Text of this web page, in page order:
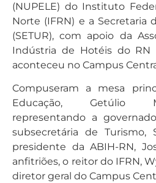
(NUPELE) do Instituto
Norte (IFRN) e a Secretaria
(SETUR), com apoio da
Indústria de Hotéis do RN
aconteceu no Campus
Compuseram a mesa
Educação, Getúlio
representando a
subsecretária de Turismo,
presidente da ABIH-RN,
anfitriões, o reitor do IFRN,
diretor geral do Campus